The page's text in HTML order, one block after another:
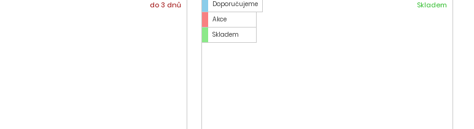
do 3 dnů
Doporučujeme
Akce
Skladem
Skladem